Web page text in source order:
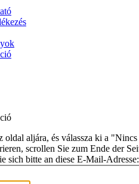
oldal aljára, és válassza ki a
scrollen Sie zum Ende der
sich bitte an diese E-Mail-